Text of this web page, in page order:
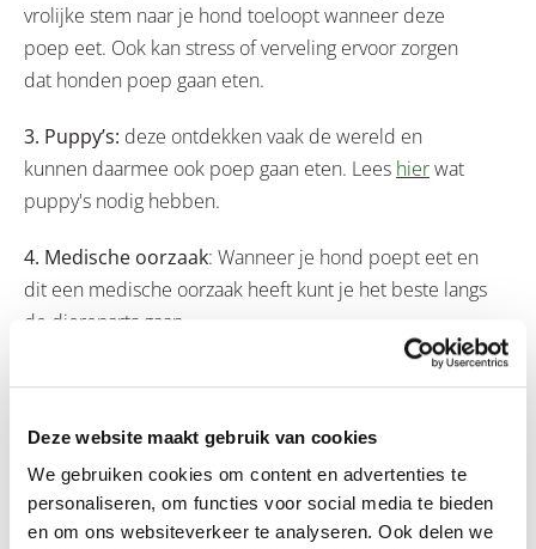
Deze website maakt gebruik van cookies
We gebruiken cookies om content en advertenties te
personaliseren, om functies voor social media te bieden
en om ons websiteverkeer te analyseren. Ook delen we
vrolijke stem naar je hond toeloopt wanneer deze
poep eet. Ook kan stress of verveling ervoor zorgen
dat honden poep gaan eten.
3. Puppy’s: deze ontdekken vaak de wereld en
kunnen daarmee ook poep gaan eten. Lees hierwat
puppy's nodig hebben.
4. Medische oorzaak: Wanneer je hond poept eet en
dit een medische oorzaak heeft kunt je het beste langs
de dierenarts gaan.
hond poep eet. Dit kan o.a. via de dierenarts of via een
gedragstherapeut voor honden.